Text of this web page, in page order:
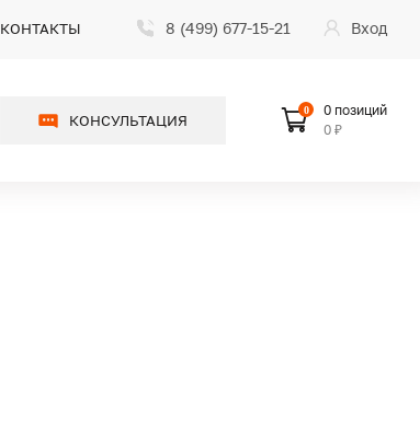
КОНТАКТЫ 8 (499) 677-15-21 Вход
КОНСУЛЬТАЦИЯ
0
0 позиций
0 ₽